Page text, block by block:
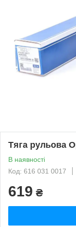
Тяга рульова
В наявності
Код: 616 031 0017
619 ₴